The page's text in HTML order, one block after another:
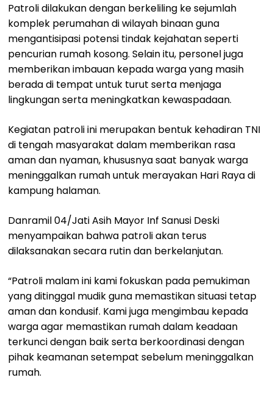
Patroli dilakukan dengan berkeliling ke sejumlah
komplek perumahan di wilayah binaan guna
mengantisipasi potensi tindak kejahatan seperti
pencurian rumah kosong. Selain itu, personel juga
memberikan imbauan kepada warga yang masih
berada di tempat untuk turut serta menjaga
lingkungan serta meningkatkan kewaspadaan.
Kegiatan patroli ini merupakan bentuk kehadiran TNI
di tengah masyarakat dalam memberikan rasa
aman dan nyaman, khususnya saat banyak warga
meninggalkan rumah untuk merayakan Hari Raya di
kampung halaman.
Danramil 04/Jati Asih Mayor Inf Sanusi Deski
menyampaikan bahwa patroli akan terus
dilaksanakan secara rutin dan berkelanjutan.
“Patroli malam ini kami fokuskan pada pemukiman
yang ditinggal mudik guna memastikan situasi tetap
aman dan kondusif. Kami juga mengimbau kepada
warga agar memastikan rumah dalam keadaan
terkunci dengan baik serta berkoordinasi dengan
pihak keamanan setempat sebelum meninggalkan
rumah.